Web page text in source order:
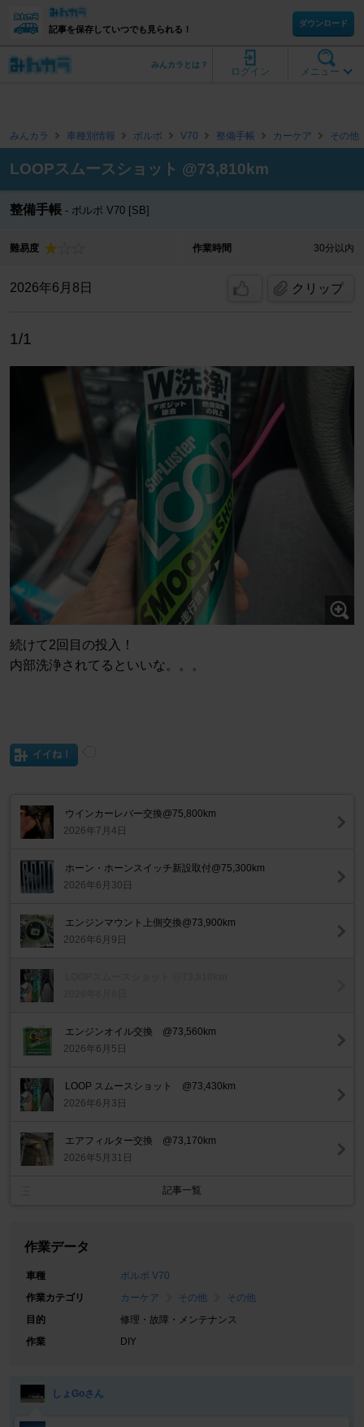
記事を保存していつでも見られる！
ダウンロード
メニュー
ログイン
みんカラとは？
みんカラ 車種別情報 ボルボ V70 整備手帳 カーケア その他
LOOPスムースショット @73,810km
整備手帳 ボルボ V70 [SB]
難易度 作業時間 30分以内
2026年6月8日 クリップ
1/1
続けて2回目の投入！
内部洗浄されてるといいな。。。
イイね！
ウインカーレバー交換@75,800km
2026年7月4日
ホーン・ホーンスイッチ新設取付@75,300km
2026年6月30日
エンジンマウント上側交換@73,900km
2026年6月9日
エンジンオイル交換 @73,560km
2026年6月5日
LOOP スムースショット @73,430km
2026年6月3日
エアフィルター交換 @73,170km
2026年5月31日
記事一覧
作業データ
車種
ボルボ V70
作業カテゴリ
カーケア その他
その他
目的
修理・故障・メンテナンス
作業
DIY
しょGoさん